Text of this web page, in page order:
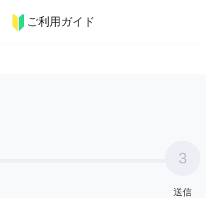
ご利用ガイド
ペット 料理
3
送信